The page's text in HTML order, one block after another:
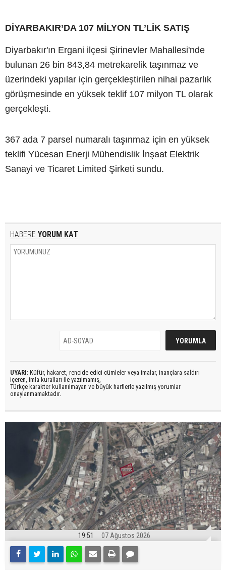
DİYARBAKIR’DA 107 MİLYON TL’LİK SATIŞ
Diyarbakır'ın Ergani ilçesi Şirinevler Mahallesi'nde
bulunan 26 bin 843,84 metrekarelik taşınmaz ve
üzerindeki yapılar için gerçekleştirilen nihai pazarlık
görüşmesinde en yüksek teklif 107 milyon TL olarak
gerçekleşti.
367 ada 7 parsel numaralı taşınmaz için en yüksek
teklifi Yücesan Enerji Mühendislik İnşaat Elektrik
Sanayi ve Ticaret Limited Şirketi sundu.
HABERE YORUM KAT
UYARI: Küfür, hakaret, rencide edici cümleler veya imalar, inançlara saldırı
içeren, imla kuralları ile yazılmamış,
Türkçe karakter kullanılmayan ve büyük harflerle yazılmış yorumlar
onaylanmamaktadır.
19:51 07 Ağustos 2026